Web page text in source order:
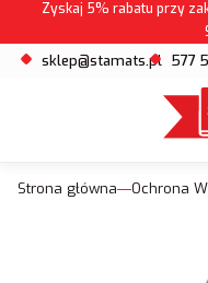
Zyskaj 5% rabatu przy
sklep@stamats.pl 577
Strona główna Ochrona